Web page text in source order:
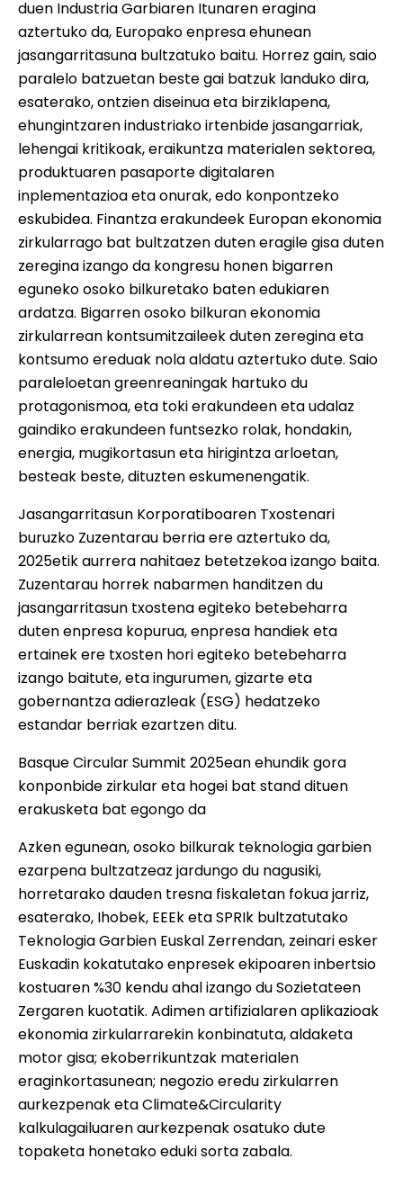
duen Industria Garbiaren Itunaren eragina
aztertuko da, Europako enpresa ehunean
jasangarritasuna bultzatuko baitu. Horrez gain, saio
paralelo batzuetan beste gai batzuk landuko dira,
esaterako, ontzien diseinua eta birziklapena,
ehungintzaren industriako irtenbide jasangarriak,
lehengai kritikoak, eraikuntza materialen sektorea,
produktuaren pasaporte digitalaren
inplementazioa eta onurak, edo konpontzeko
eskubidea. Finantza erakundeek Europan ekonomia
zirkularrago bat bultzatzen duten eragile gisa duten
zeregina izango da kongresu honen bigarren
eguneko osoko bilkuretako baten edukiaren
ardatza. Bigarren osoko bilkuran ekonomia
zirkularrean kontsumitzaileek duten zeregina eta
kontsumo ereduak nola aldatu aztertuko dute. Saio
paraleloetan greenreaningak hartuko du
protagonismoa, eta toki erakundeen eta udalaz
gaindiko erakundeen funtsezko rolak, hondakin,
energia, mugikortasun eta hirigintza arloetan,
besteak beste, dituzten eskumenengatik.
Jasangarritasun Korporatiboaren Txostenari
buruzko Zuzentarau berria ere aztertuko da,
2025etik aurrera nahitaez betetzekoa izango baita.
Zuzentarau horrek nabarmen handitzen du
jasangarritasun txostena egiteko betebeharra
duten enpresa kopurua, enpresa handiek eta
ertainek ere txosten hori egiteko betebeharra
izango baitute, eta ingurumen, gizarte eta
gobernantza adierazleak (ESG) hedatzeko
estandar berriak ezartzen ditu.
Basque Circular Summit 2025ean ehundik gora
konponbide zirkular eta hogei bat stand dituen
erakusketa bat egongo da
Azken egunean, osoko bilkurak teknologia garbien
ezarpena bultzatzeaz jardungo du nagusiki,
horretarako dauden tresna fiskaletan fokua jarriz,
esaterako, Ihobek, EEEk eta SPRIk bultzatutako
Teknologia Garbien Euskal Zerrendan, zeinari esker
Euskadin kokatutako enpresek ekipoaren inbertsio
kostuaren %30 kendu ahal izango du Sozietateen
Zergaren kuotatik. Adimen artifizialaren aplikazioak
ekonomia zirkularrarekin konbinatuta, aldaketa
motor gisa; ekoberrikuntzak materialen
eraginkortasunean; negozio eredu zirkularren
aurkezpenak eta Climate&Circularity
kalkulagailuaren aurkezpenak osatuko dute
topaketa honetako eduki sorta zabala.